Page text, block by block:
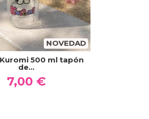
NOVEDAD
500 ml tapón
de...
7,00 €